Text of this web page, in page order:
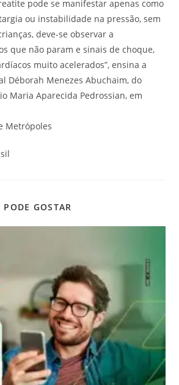
pode se manifestar apenas como
ou instabilidade na pressão, sem
deve-se observar a
que não param e sinais de choque,
muito acelerados”, ensina a
Déborah Menezes Abuchaim, do
Maria Aparecida Pedrossian, em
Metrópoles
GOSTAR